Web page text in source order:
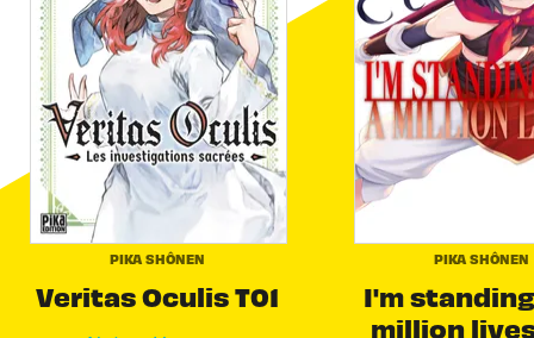
PIKA SHÔNEN
Veritas Oculis T01
PIKA SHÔNEN
I'm
million